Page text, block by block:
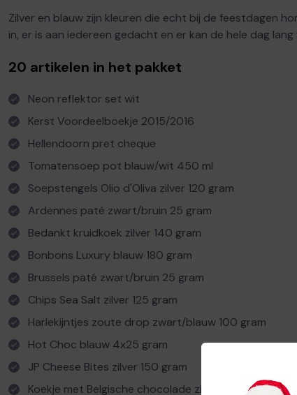
Zilver en blauw zijn kleuren die echt bij de feestdagen
in, er is aan iedereen gedacht en er kan de hele dag
20 artikelen in het pakket
Neon reflektor set wit
Kerst Voordeelboekje 2015/2016
Hellendoorn pret cheque
Tomatensoep pot blauw/wit 450 ml
Soepstengels Olio d'Oliva zilver 120 gram
Ardennes paté zwart/bruin 25 gram
Bedankt kruidkoek zilver 140 gram
Bonbons Luxury blauw 180 gram
Brussels paté zwart/bruin 25 gram
Chips Sea Salt zilver 125 gram
Harlekijntjes zoute drop zwart/blauw 100 gram
Hot Choc blauw 4x25 gram
JP Cheese Bites zilver 150 gram
Koekje met Belgische chocolade zilver 150 gram